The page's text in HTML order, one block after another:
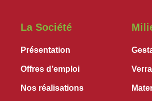
La Société
Présentation
Offres d’emploi
Nos réalisations